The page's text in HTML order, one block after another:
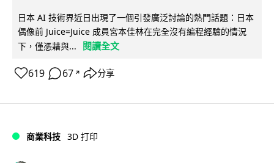
日本 AI 技術界近日出現了一個引發廣泛討論的熱門話題：日本
偶像前 Juice=Juice 成員宮本佳林在完全沒有編程經驗的情況
下，僅憑藉與...
閱讀全文
619 67 ↗ 分享
商業科技 3D 打印